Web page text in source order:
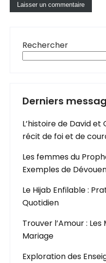
Rechercher
Derniers
L’histoire de David et
récit de foi et de
Les femmes du
Exemples de
Le Hijab Enfilable :
Quotidien
Trouver l’Amour :
Mariage
Exploration des